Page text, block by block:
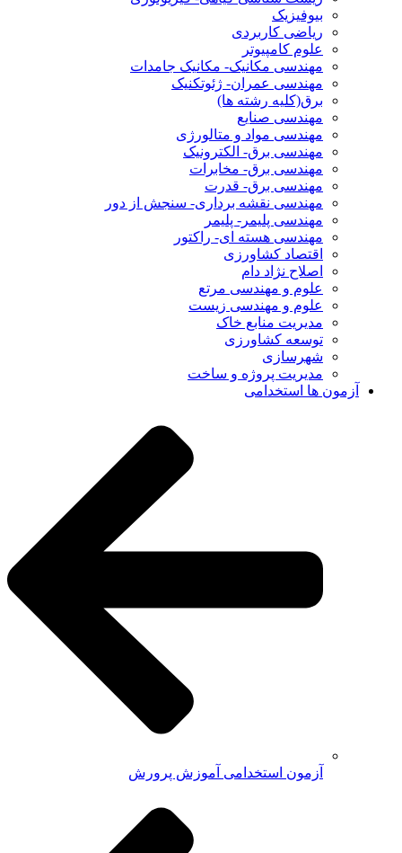
بیوفیزیک
ریاضی کاربردی
علوم کامپیوتر
مهندسی مکانیک- مکانیک جامدات
مهندسی عمران- ژئوتکنیک
برق(کلیه رشته ها)
مهندسی صنایع
مهندسی مواد و متالورژی
مهندسی برق- الکترونیک
مهندسی برق- مخابرات
مهندسی برق- قدرت
مهندسی نقشه برداری- سنجش از دور
مهندسی پلیمر- پلیمر
مهندسی هسته ای- راکتور
اقتصاد کشاورزی
اصلاح نژاد دام
علوم و مهندسی مرتع
علوم و مهندسی زیست
مدیریت منابع خاک
توسعه کشاورزی
شهرسازی
مدیریت پروژه و ساخت
آزمون ها استخدامی
آزمون استخدامی آموزش پرورش